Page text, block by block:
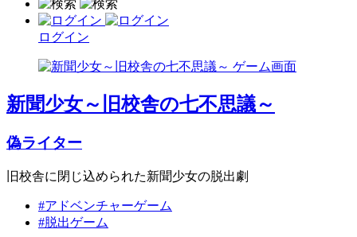
ログイン
新聞少女～旧校舎の七不思議～
偽ライター
旧校舎に閉じ込められた新聞少女の脱出劇
#アドベンチャーゲーム
#脱出ゲーム